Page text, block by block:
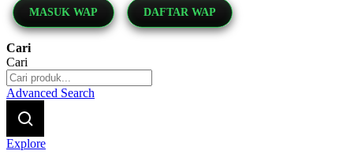
MASUK WAP DAFTAR WAP
Cari
Cari
Advanced Search
Explore